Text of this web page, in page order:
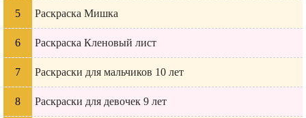
Раскраска Мишка
Раскраска Кленовый лист
Раскраски для мальчиков 10 лет
Раскраски для девочек 9 лет